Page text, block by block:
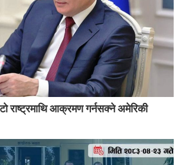
राष्ट्रमाथि आक्रमण गर्नसक्ने अमेरिकी